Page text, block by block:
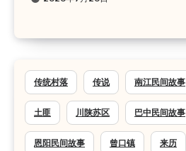
传统村落 传说 南江民间故事
土匪 川陕苏区 巴中民间故事
恩阳民间故事 曾口镇 来历